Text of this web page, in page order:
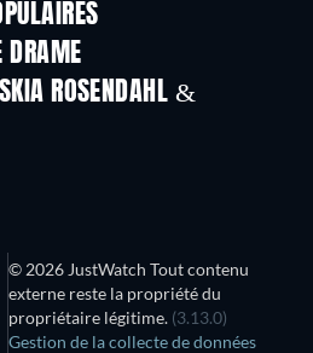
DRAME
ROSENDAHL &
© 2026 JustWatch Tout contenu
externe reste la propriété du
propriétaire légitime. (3.13.0)
Gestion de la collecte de données